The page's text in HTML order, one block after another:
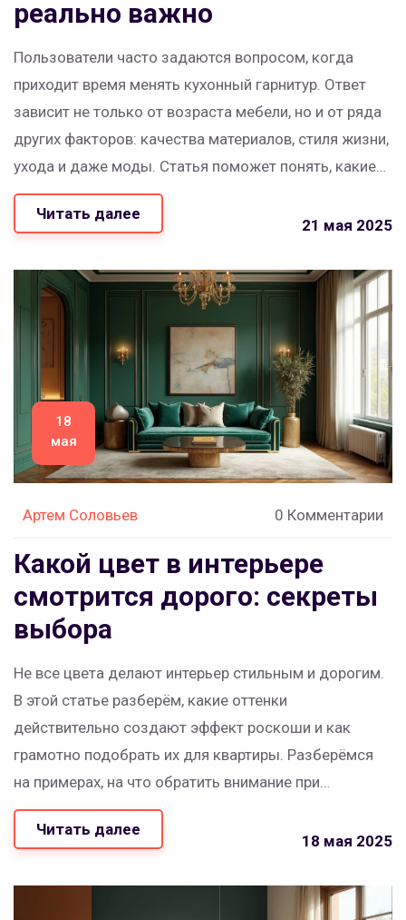
реально важно
Пользователи часто задаются вопросом, когда
приходит время менять кухонный гарнитур. Ответ
зависит не только от возраста мебели, но и от ряда
других факторов: качества материалов, стиля жизни,
ухода и даже моды. Статья поможет понять, какие
признаки точно сигнализируют о необходимости
замены и как продлить жизнь вашему кухонному
примеры из жизни.
Читать далее
21 мая 2025
18
мая
Артем Соловьев 0 Комментарии
Какой цвет в интерьере
смотрится дорого: секреты
выбора
Не все цвета делают интерьер стильным и дорогим.
В этой статье разберём, какие оттенки
действительно создают эффект роскоши и как
грамотно подобрать их для квартиры. Разберёмся
на примерах, на что обратить внимание при
оформлении стен, мебели и декора. Как не
промахнуться с выбором цвета и не сделать
разбор с практическими советами.
Читать далее
18 мая 2025